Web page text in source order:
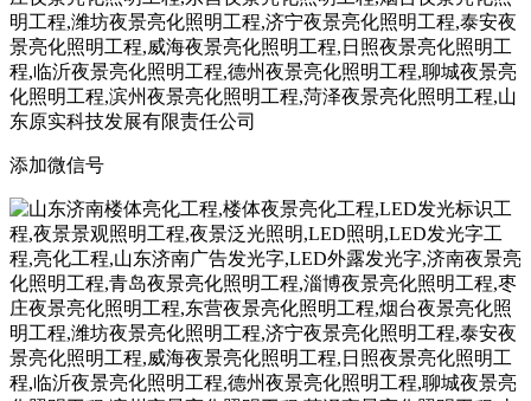
添加微信号